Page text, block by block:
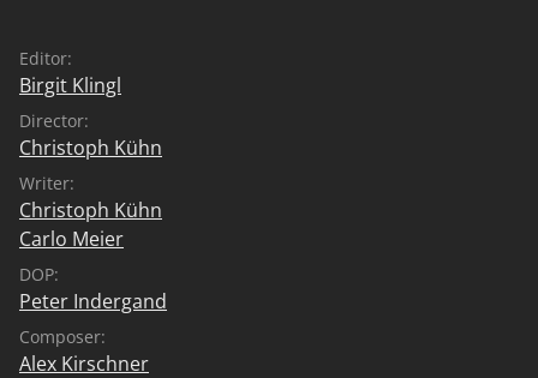
Editor:
Birgit Klingl
Director:
Christoph Kühn
Writer:
Christoph Kühn
Carlo Meier
DOP:
Peter Indergand
Composer:
Alex Kirschner